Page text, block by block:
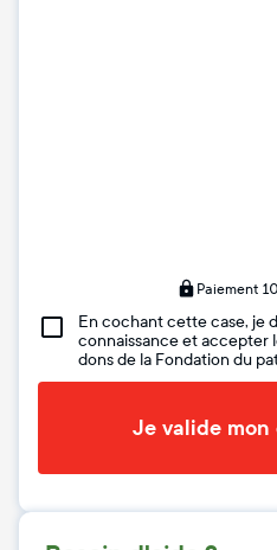
Paiement
En cochant cette case, je
connaissance et accepter
dons de la Fondation du
Je valide mon